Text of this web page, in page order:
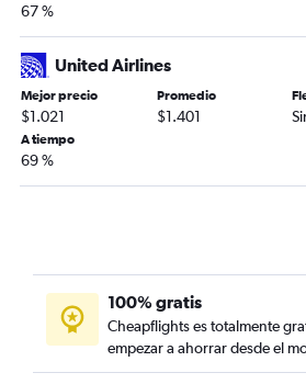
67 %
United Airlines
Mejor precio
$1.021
Promedio
$1.401
A tiempo
69 %
100% gratis
Cheapflights es totalmente
empezar a ahorrar desde el